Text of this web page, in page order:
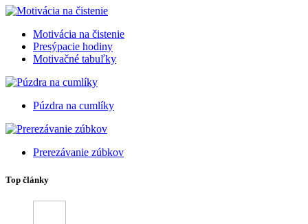
Motivácia na čistenie
Presýpacie hodiny
Motivačné tabuľky
Púzdra na cumlíky
Prerezávanie zúbkov
Top články